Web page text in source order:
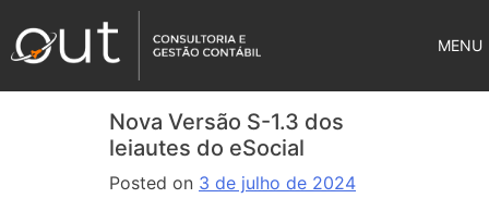
MENU
Nova Versão S-1.3 dos
leiautes do eSocial
Posted on 3 de julho de 2024